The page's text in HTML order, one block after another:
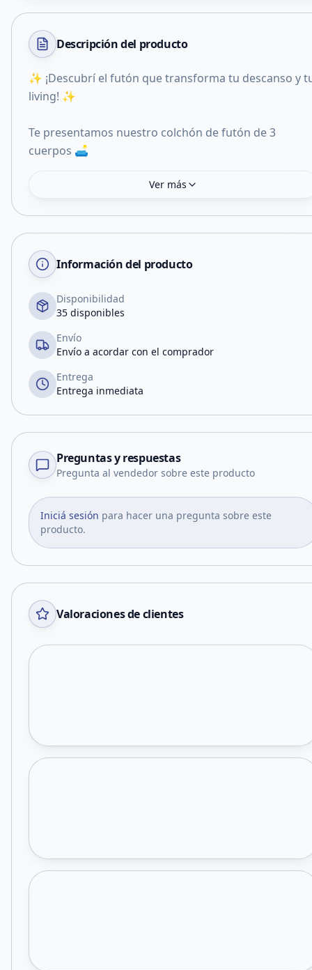
Descripción del producto
✨ ¡Descubrí el futón que transforma tu descanso y
living! ✨
Te presentamos nuestro colchón de futón de 3
cuerpos 🛋️
Ver más
Información del producto
Disponibilidad
35 disponibles
Envío
Envío a acordar con el comprador
Entrega
Entrega inmediata
Preguntas y respuestas
Pregunta al vendedor sobre este producto
Iniciá sesión para hacer una pregunta sobre este
producto.
Valoraciones de clientes